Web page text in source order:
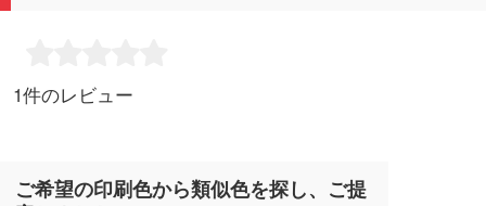
1件のレビュー
ご希望の印刷色から類似色を探し、ご提